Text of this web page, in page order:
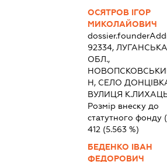
ОСЯТРОВ ІГОР
МИКОЛАЙОВИЧ
92334, ЛУГАНСЬКА
ОБЛ.,
Н, СЕЛО
ВУЛИЦЯ
Розмір внеску до
статутного фонду
412 (5.563 %)
БЕДЕНКО ІВАН
ФЕДОРОВИЧ